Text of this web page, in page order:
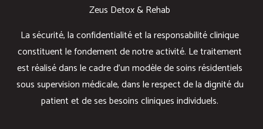
Zeus Detox & Rehab
La sécurité, la confidentialité et la responsabilité clinique
constituent le fondement de notre activité. Le traitement
est réalisé dans le cadre d’un modèle de soins résidentiels
sous supervision médicale, dans le respect de la dignité du
patient et de ses besoins cliniques individuels.